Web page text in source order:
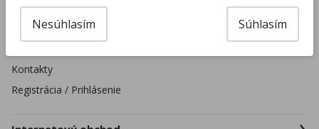
Predajne
Pre školské zariadenia
Kontakty
Registrácia / Prihlásenie
Súhlasím
Nesúhlasím